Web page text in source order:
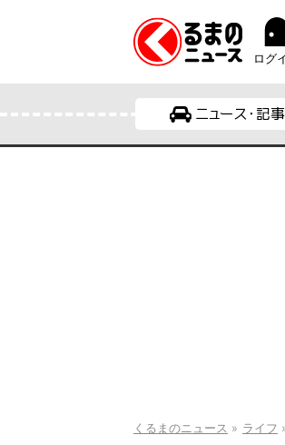
ログ
ニュース・記事
くるまのニュース ライフ